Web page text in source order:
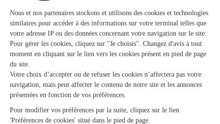
Montmirail
★ ★ ★ ★ ★
Très bon site
Très bon site. RAS.
17/01/2026